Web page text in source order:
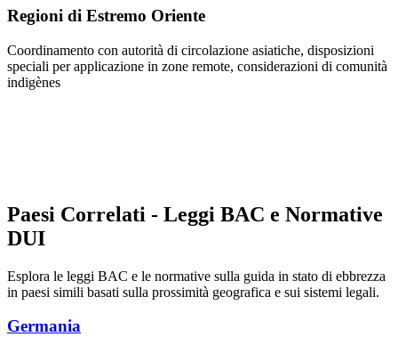
Regioni di Estremo Oriente
Coordinamento con autorità di circolazione asiatiche, disposizioni
speciali per applicazione in zone remote, considerazioni di comunità
indigènes
Paesi Correlati - Leggi BAC e Normative
DUI
Esplora le leggi BAC e le normative sulla guida in stato di ebbrezza
in paesi simili basati sulla prossimità geografica e sui sistemi legali.
Germania